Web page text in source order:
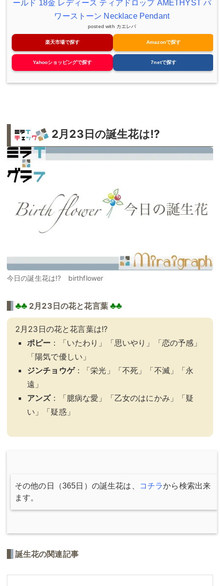
ールド 18金 レディース ティアドロップ AMETHYST パ
ワーストーン Necklace Pendant
posted with カエレバ
楽天市場で探す Amazonで探す
Yahooショッピングで探す 7netで探す
2月23日の誕生花は!?
今日の誕生花は!? birthflower
♣♣ 2月23日の花と花言葉♣♣
2月23日の花と花言葉は!?
ポピー ：「いたわり」「思いやり」「恋の予感」
「陽気で優しい」
ジンチョウゲ：「栄光」「不死」「不滅」「永
遠」
アンズ：「臆病な愛」「乙女のはにかみ」「疑
い」「疑惑」
その他の日（365日）の誕生花は、 コチラから検索出来
ます。
誕生花の関連記事